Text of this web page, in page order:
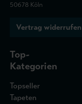
50678 Köln
Vertrag widerrufen
Top-
Kategorien
Topseller
Tapeten